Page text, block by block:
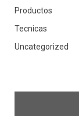
Productos
Tecnicas
Uncategorized